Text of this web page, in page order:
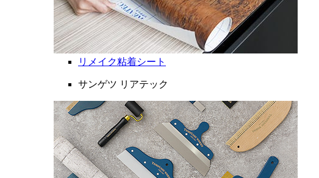
リメイク粘着シート
サンゲツ リアテック